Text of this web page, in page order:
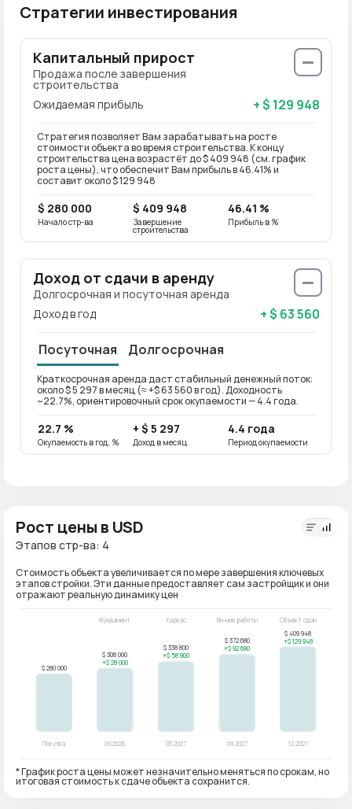
Стратегии инвестирования
Капитальный прирост
Продажа после завершения
строительства
Ожидаемая прибыль
+ $ 129 948
Стратегия позволяет Вам зарабатывать на росте
стоимости объекта во время строительства. К концу
строительства цена возрастёт до $ 409 948 (см. график
роста цены), что обеспечит Вам прибыль в 46.41% и
составит около $ 129 948
$ 280 000
Начало стр-ва
$ 409 948
Завершение
строительства
46.41 %
Прибыль в %
Доход от сдачи в аренду
Долгосрочная и посуточная аренда
Доход в год
+ $ 63 560
Посуточная Долгосрочная
Краткосрочная аренда даст стабильный денежный поток:
около $ 5 297 в месяц (≈ +$ 63 560 в год). Доходность
~22.7%, ориентировочный срок окупаемости — 4.4 года.
22.7 %
Окупаемость в год, %
+ $ 5 297
Доход в месяц
4.4 года
Период окупаемости
Рост цены в USD
Этапов стр-ва: 4
Стоимость объекта увеличивается по мере завершения ключевых
этапов стройки. Эти данные предоставляет сам застройщик и они
отражают реальную динамику цен
* График роста цены может незначительно меняться по срокам, но
итоговая стоимость к сдаче объекта сохранится.